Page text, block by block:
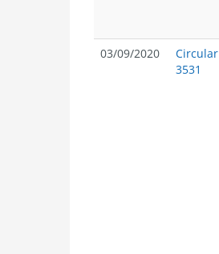
03/09/2020
Circular
3531